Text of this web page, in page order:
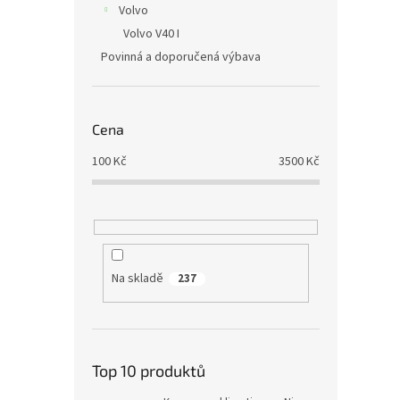
Volvo
Volvo V40 I
Povinná a doporučená výbava
Cena
100Kč 3500Kč
Na skladě 237
Top 10 produktů